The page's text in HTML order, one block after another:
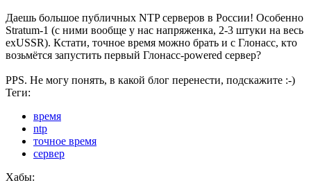
Даешь большое публичных NTP серверов в России! Особенно
Stratum-1 (с ними вообще у нас напряженка, 2-3 штуки на весь
exUSSR). Кстати, точное время можно брать и с Глонасс, кто
возьмётся запустить первый Глонасс-powered сервер?
PPS. Не могу понять, в какой блог перенести, подскажите :-)
Теги:
время
ntp
точное время
сервер
Хабы: